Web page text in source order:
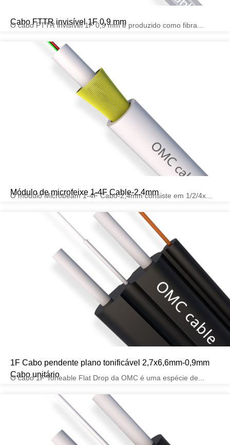
Cabo FTTR invisível 1F 0,9 mm
O cabo FTTR invisível 1F 0,9 mm é produzido como fibra...
Módulo de microfeixe 1-4F Cable-2.4mm
O módulo Microbeam 1-4F Cabo-2,4mm consiste em 1/2/4x...
1F Cabo pendente plano tonificável 2,7x6,6mm-0,9mm
Cabo unitário
O cabo 1F Toneable Flat Drop da OMC é uma espécie de...